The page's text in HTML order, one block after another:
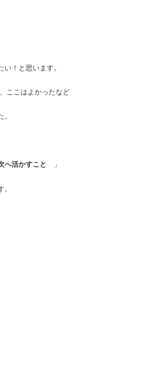
！と思います。
ここはよかったなど
活かすこと 」